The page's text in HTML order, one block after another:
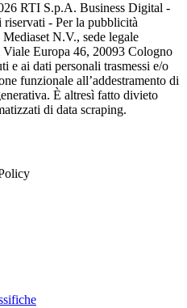
RTI S.p.A. Business Digital -
- Per la pubblicità
N.V., sede legale
Europa 46, 20093 Cologno
e ai dati personali trasmessi e/o
funzionale all’addestramento di
È altresì fatto divieto
di data scraping.